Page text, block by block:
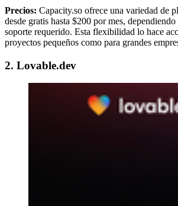
Precios: Capacity.so ofrece una variedad de
desde gratis hasta $200 por mes,
soporte requerido. Esta flexibilidad lo hace
proyectos pequeños como para grandes
2. Lovable.dev